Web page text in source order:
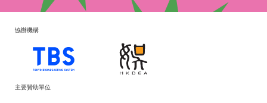
恊辦機構
主要贊助單位